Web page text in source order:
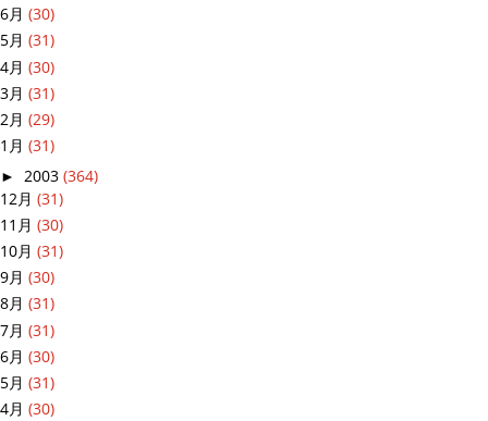
6月 (30)
5月 (31)
4月 (30)
3月 (31)
2月 (29)
1月 (31)
► 2003 (364)
12月 (31)
11月 (30)
10月 (31)
9月 (30)
8月 (31)
7月 (31)
6月 (30)
5月 (31)
4月 (30)